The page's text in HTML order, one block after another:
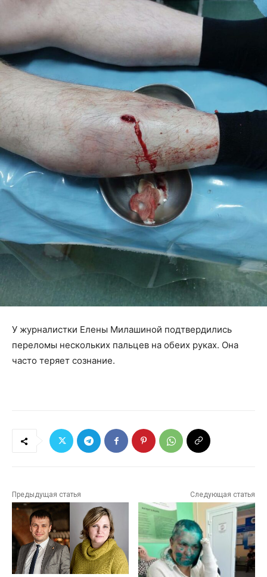
У журналистки Елены Милашиной подтвердились
переломы нескольких пальцев на обеих руках. Она
часто теряет сознание.
Предыдущая статья Следующая статья